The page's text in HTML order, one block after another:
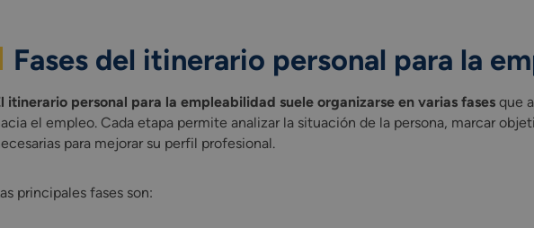
Fases del itinerario personal para la
itinerario personal para la empleabilidad suele organizarse en varias fasesque
el empleo. Cada etapa permite analizar la situación de la persona, marcar
para mejorar su perfil profesional.
principales fases son: